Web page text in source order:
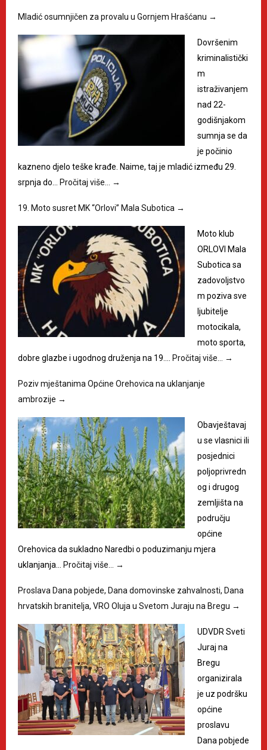
Mladić osumnjičen za provalu u Gornjem Hrašćanu →
Dovršenim
kriminalistički
m
istraživanjem
nad 22-
godišnjakom
sumnja se da
je počinio
kazneno djelo teške krađe. Naime, taj je mladić između 29.
srpnja do… Pročitaj više… →
19. Moto susret MK “Orlovi” Mala Subotica →
Moto klub
ORLOVI Mala
Subotica sa
zadovoljstvo
m poziva sve
ljubitelje
motocikala,
moto sporta,
dobre glazbe i ugodnog druženja na 19.… Pročitaj više… →
Poziv mještanima Općine Orehovica na uklanjanje
ambrozije →
Obavještavaj
u se vlasnici ili
posjednici
poljoprivredn
og i drugog
zemljišta na
području
općine
Orehovica da sukladno Naredbi o poduzimanju mjera
uklanjanja… Pročitaj više… →
Proslava Dana pobjede, Dana domovinske zahvalnosti, Dana
hrvatskih branitelja, VRO Oluja u Svetom Juraju na Bregu →
UDVDR Sveti
Juraj na
Bregu
organizirala
je uz podršku
općine
proslavu
Dana pobjede